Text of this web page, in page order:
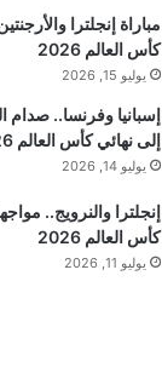
مباراة إنجلترا
كأس العالم 2026
يوليو 15, 2026
إسبانيا وفرنسا.. صدام
إلى نهائي كأس العالم 2026
يوليو 14, 2026
إنجلترا والنرويج..
كأس العالم 2026
يوليو 11, 2026